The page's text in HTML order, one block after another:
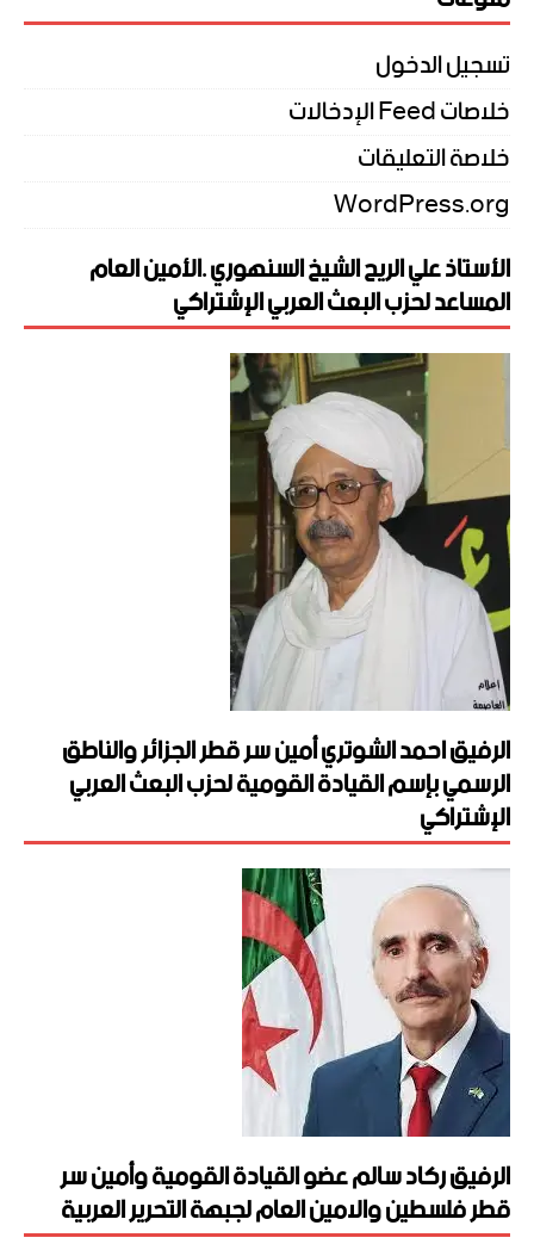
تسجيل الدخول
خلاصات Feed الإدخالات
خلاصة التعليقات
WordPress.org
الأستاذ علي الريح الشيخ السنهوري .الأمين العام
المساعد لحزب البعث العربي الإشتراكي
الرفيق احمد الشوتري أمين سر قطر الجزائر والناطق
الرسمي بإسم القيادة القومية لحزب البعث العربي
الإشتراكي
الرفيق ركاد سالم عضو القيادة القومية وأمين سر
قطر فلسطين والامين العام لجبهة التحرير العربية